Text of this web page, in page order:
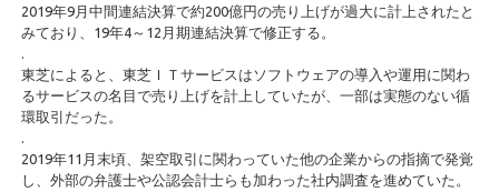
2019年9月中間連結決算で約200億円の売り上げが過大に計上されたと
みており、19年4～12月期連結決算で修正する。
.
東芝によると、東芝ＩＴサービスはソフトウェアの導入や運用に関わ
るサービスの名目で売り上げを計上していたが、一部は実態のない循
環取引だった。
.
2019年11月末頃、架空取引に関わっていた他の企業からの指摘で発覚
し、外部の弁護士や公認会計士らも加わった社内調査を進めていた。